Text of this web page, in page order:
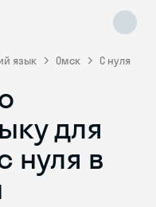
язык Омск С нуля
для
нуля в